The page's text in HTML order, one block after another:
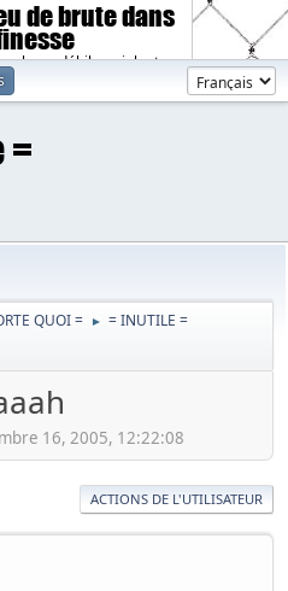
de brute dans
débiles, violents.
QUOI = ► = INUTILE =
16, 2005, 12:22:08
ACTIONS DE L'UTILISATEUR